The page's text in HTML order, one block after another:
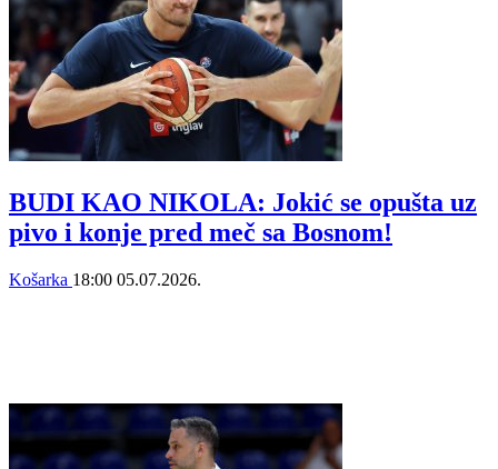
BUDI KAO NIKOLA: Jokić se opušta uz
pivo i konje pred meč sa Bosnom!
Košarka 18:00 05.07.2026.